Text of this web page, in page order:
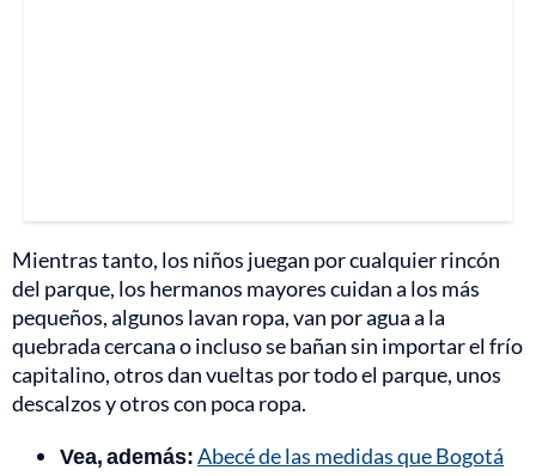
Mientras tanto, los niños juegan por cualquier rincón
del parque, los hermanos mayores cuidan a los más
pequeños, algunos lavan ropa, van por agua a la
quebrada cercana o incluso se bañan sin importar el frío
capitalino, otros dan vueltas por todo el parque, unos
descalzos y otros con poca ropa.
Vea, además:Abecé de las medidas que Bogotá